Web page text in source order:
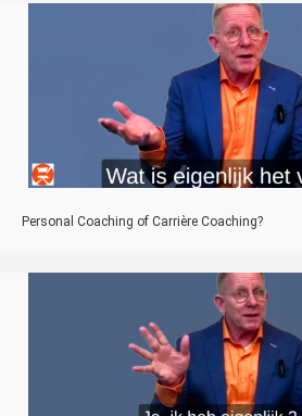
Personal Coaching of Carrière Coaching?